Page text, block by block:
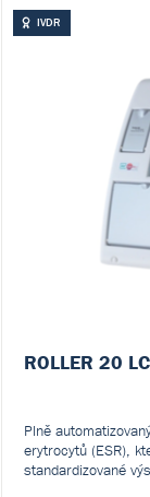
IVDR
ROLLER 20 LC
Plně
erytrocytů (ESR),
standardizované